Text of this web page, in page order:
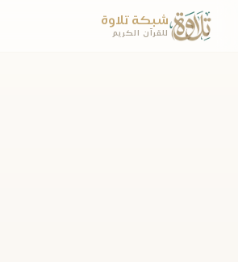
شبكة تلاوة
للقرآن الكريم